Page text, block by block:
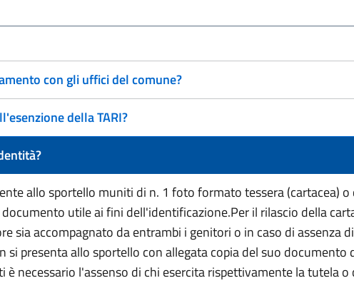
con gli uffici del comune?
della TARI?
allo sportello muniti di n. 1 foto formato tessera (cartacea)
utile ai fini dell'identificazione.Per il rilascio della
sia accompagnato da entrambi i genitori o in caso di assenza
si presenta allo sportello con allegata copia del suo
necessario l'assenso di chi esercita rispettivamente la tutela